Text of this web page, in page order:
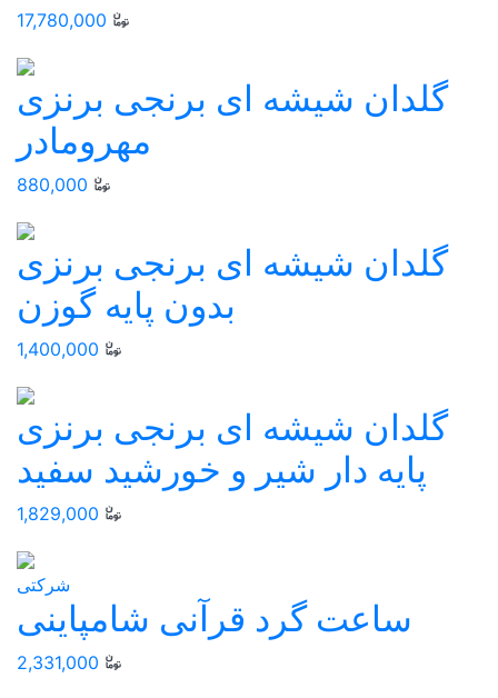
17,780,000
گلدان شیشه ای برنجی برنزی
مهرومادر
880,000
گلدان شیشه ای برنجی برنزی
بدون پایه گوزن
1,400,000
گلدان شیشه ای برنجی برنزی
پایه دار شیر و خورشید سفید
1,829,000
شرکتی
ساعت گرد قرآنی شامپاینی
2,331,000